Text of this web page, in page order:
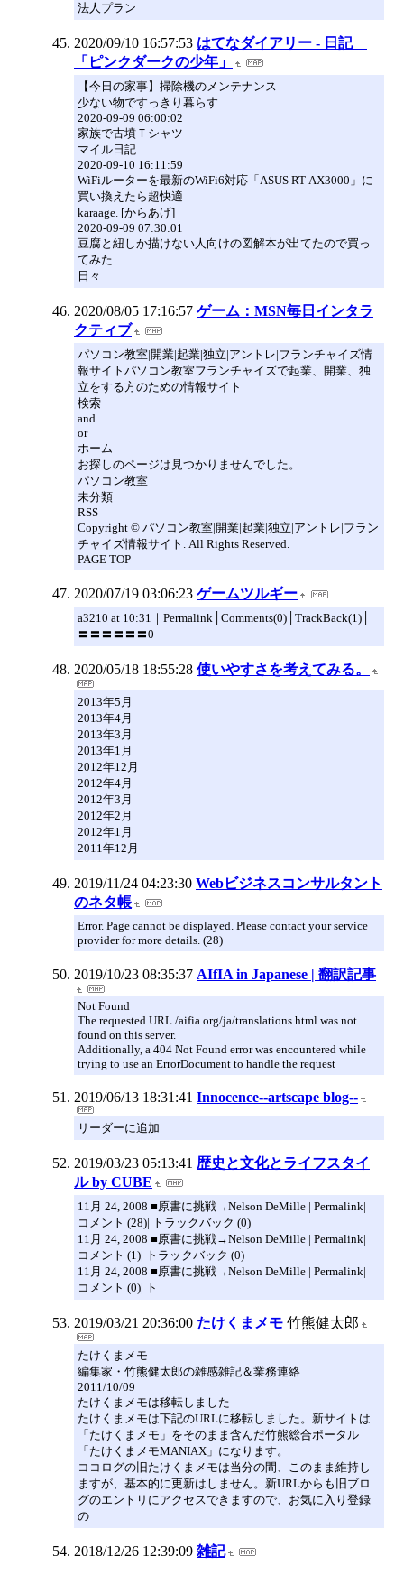
法人プラン
2020/09/10 16:57:53 はてなダイアリー - 日記
「ピンクダークの少年」
【今日の家事】掃除機のメンテナンス
少ない物ですっきり暮らす
2020-09-09 06:00:02
家族で古墳Ｔシャツ
マイル日記
2020-09-10 16:11:59
WiFiルーターを最新のWiFi6対応「ASUS RT-AX3000」に
買い換えたら超快適
karaage. [からあげ]
2020-09-09 07:30:01
豆腐と紐しか描けない人向けの図解本が出てたので買っ
てみた
日々
2020/08/05 17:16:57 ゲーム：MSN毎日インタラ
クティブ
パソコン教室|開業|起業|独立|アントレ|フランチャイズ情
報サイトパソコン教室フランチャイズで起業、開業、独
立をする方のための情報サイト
検索
and
or
ホーム
お探しのページは見つかりませんでした。
パソコン教室
未分類
RSS
Copyright © パソコン教室|開業|起業|独立|アントレ|フラン
チャイズ情報サイト. All Rights Reserved.
PAGE TOP
2020/07/19 03:06:23 ゲームツルギー
a3210 at 10:31｜Permalink│Comments(0)│TrackBack(1)│
〓〓〓〓〓〓0
2020/05/18 18:55:28 使いやすさを考えてみる。
2013年5月
2013年4月
2013年3月
2013年1月
2012年12月
2012年4月
2012年3月
2012年2月
2012年1月
2011年12月
2019/11/24 04:23:30 Webビジネスコンサルタント
のネタ帳
Error. Page cannot be displayed. Please contact your service
provider for more details. (28)
2019/10/23 08:35:37 AIfIA in Japanese | 翻訳記事
Not Found
The requested URL /aifia.org/ja/translations.html was not
found on this server.
Additionally, a 404 Not Found error was encountered while
trying to use an ErrorDocument to handle the request
2019/06/13 18:31:41 Innocence--artscape blog--
リーダーに追加
2019/03/23 05:13:41 歴史と文化とライフスタイ
ル by CUBE
11月 24, 2008 ■原書に挑戦→Nelson DeMille | Permalink|
コメント (28)| トラックバック (0)
11月 24, 2008 ■原書に挑戦→Nelson DeMille | Permalink|
コメント (1)| トラックバック (0)
11月 24, 2008 ■原書に挑戦→Nelson DeMille | Permalink|
コメント (0)| ト
2019/03/21 20:36:00 たけくまメモ 竹熊健太郎
たけくまメモ
編集家・竹熊健太郎の雑感雑記＆業務連絡
2011/10/09
たけくまメモは移転しました
たけくまメモは下記のURLに移転しました。新サイトは
「たけくまメモ」をそのまま含んだ竹熊総合ポータル
「たけくまメモMANIAX」になります。
ココログの旧たけくまメモは当分の間、このまま維持し
ますが、基本的に更新はしません。新URLからも旧ブロ
グのエントリにアクセスできますので、お気に入り登録
の
2018/12/26 12:39:09 雑記